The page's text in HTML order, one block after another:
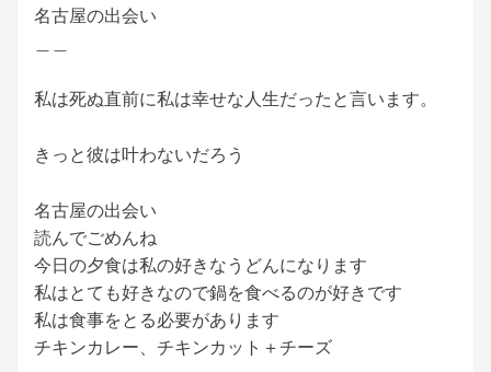
名古屋の出会い
私は死ぬ直前に私は幸せな人生だったと言います。
きっと彼は叶わないだろう
名古屋の出会い
読んでごめんね
今日の夕食は私の好きなうどんになります
私はとても好きなので鍋を食べるのが好きです
私は食事をとる必要があります
チキンカレー、チキンカット＋チーズ